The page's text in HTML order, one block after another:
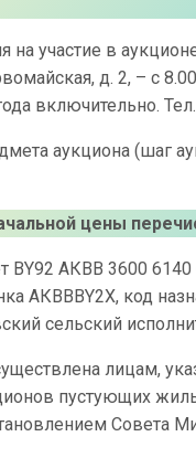
на участие в
д. 2, – с
включительно.
аукциона (шаг
цены
BY92 АКВВ 3600
АКВВВY2Х, код
сельский
лицам,
пустующих
Совета